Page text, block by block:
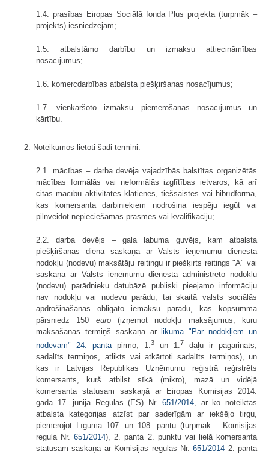
1.4. prasības Eiropas Sociālā fonda Plus projekta (turpmāk –
projekts) iesniedzējam;
1.5. atbalstāmo darbību un izmaksu attiecināmības
nosacījumus;
1.6. komercdarbības atbalsta piešķiršanas nosacījumus;
1.7. vienkāršoto izmaksu piemērošanas nosacījumus un
kārtību.
2. Noteikumos lietoti šādi termini:
2.1. mācības – darba devēja vajadzībās balstītas organizētās
mācības formālās vai neformālās izglītības ietvaros, kā arī
citas mācību aktivitātes klātienes, tiešsaistes vai hibrīdformā,
kas komersanta darbiniekiem nodrošina iespēju iegūt vai
pilnveidot nepieciešamās prasmes vai kvalifikāciju;
2.2. darba devējs – gala labuma guvējs, kam atbalsta
piešķiršanas dienā saskaņā ar Valsts ieņēmumu dienesta
nodokļu (nodevu) maksātāju reitingu ir piešķirts reitings "A" vai
saskaņā ar Valsts ieņēmumu dienesta administrēto nodokļu
(nodevu) parādnieku datubāzē publiski pieejamo informāciju
nav nodokļu vai nodevu parādu, tai skaitā valsts sociālās
apdrošināšanas obligāto iemaksu parādu, kas kopsummā
pārsniedz 150 euro(izņemot nodokļu maksājumus, kuru
maksāšanas termiņš saskaņā arlikuma "Par nodokļiem un
nodevām" 24. panta pirmo, 1. 3 un 1. 7
daļu ir pagarināts,
sadalīts termiņos, atlikts vai atkārtoti sadalīts termiņos), un
kas ir Latvijas Republikas Uzņēmumu reģistrā reģistrēts
komersants, kurš atbilst sīkā (mikro), mazā un vidējā
komersanta statusam saskaņā ar Eiropas Komisijas 2014.
gada 17. jūnija Regulas (ES) Nr.651/2014 , ar ko noteiktas
atbalsta kategorijas atzīst par saderīgām ar iekšējo tirgu,
piemērojot Līguma 107. un 108. pantu (turpmāk – Komisijas
regula Nr.651/2014), 2. panta 2. punktu vai lielā komersanta
statusam saskaņā ar Komisijas regulas Nr.651/2014 2. panta